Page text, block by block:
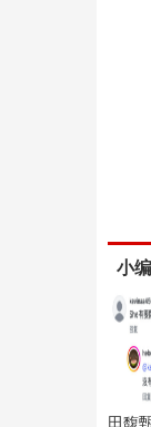
小
田馥